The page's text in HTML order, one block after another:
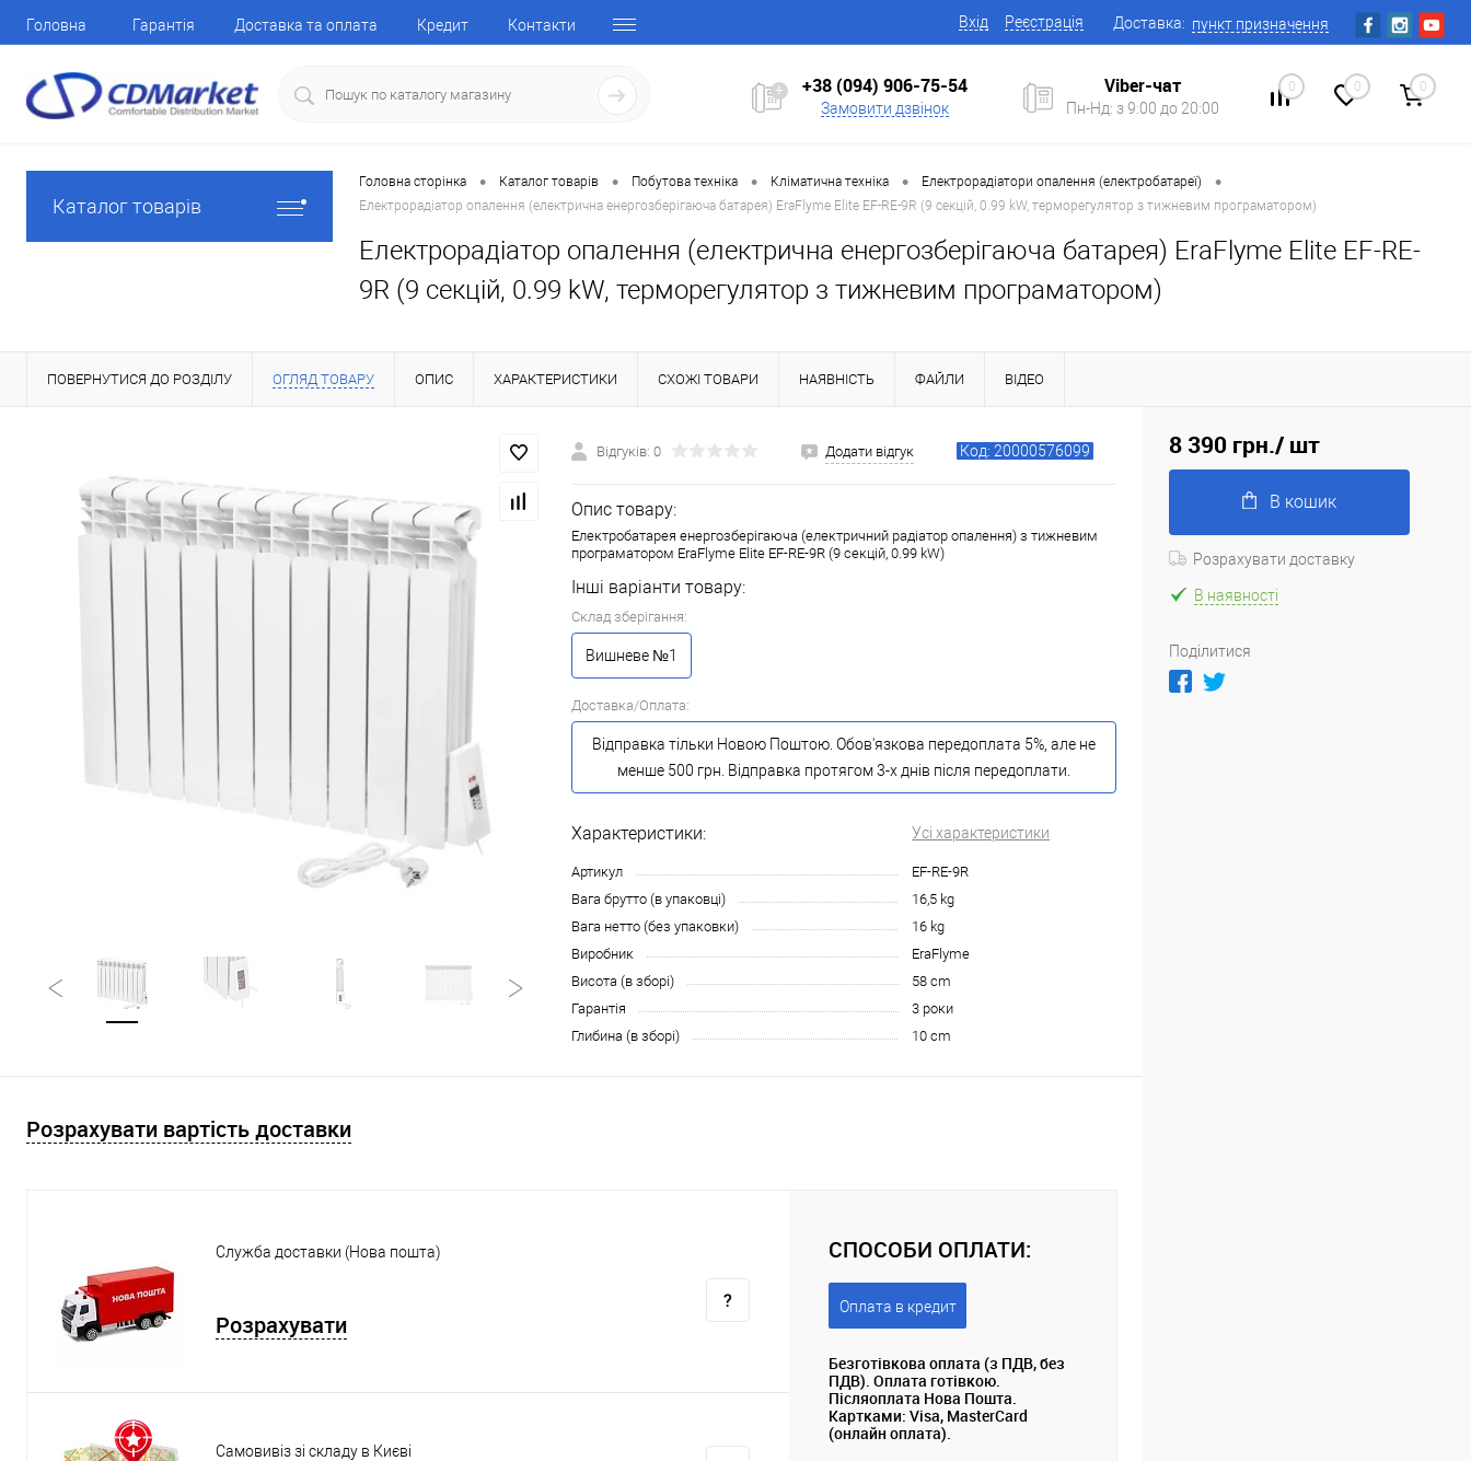
Головна Гарантія Доставка та оплата Кредит Контакти Вхід Реєстрація Доставка: пункт призначення
+38 (094) 906-75-54
Замовити дзвінок
Viber-чат
Пн-Нд: з 9:00 до 20:00
0 0 0
Каталог товарів
Головна сторінка • Каталог товарів • Побутова техніка • Кліматична техніка • Електрорадіатори опалення (електробатареї) •
Електрорадіатор опалення (електрична енергозберігаюча батарея) EraFlyme Elite EF-RE-9R (9 секцій, 0.99 kW, терморегулятор з тижневим програматором)
Електрорадіатор опалення (електрична енергозберігаюча батарея) EraFlyme Elite EF-RE-
9R (9 секцій, 0.99 kW, терморегулятор з тижневим програматором)
ПОВЕРНУТИСЯ ДО РОЗДІЛУ ОГЛЯД ТОВАРУ ОПИС ХАРАКТЕРИСТИКИ СХОЖІ ТОВАРИ НАЯВНІСТЬ ФАЙЛИ ВІДЕО
Відгуків: 0 Додати відгук Код: 20000576099
Опис товару:
Електробатарея енергозберігаюча (електричний радіатор опалення) з тижневим
програматором EraFlyme Elite EF-RE-9R (9 секцій, 0.99 kW)
Інші варіанти товару:
Склад зберігання:
Вишневе №1
Доставка/Оплата:
Відправка тільки Новою Поштою. Обов'язкова передоплата 5%, але не
менше 500 грн. Відправка протягом 3-х днів після передоплати.
Характеристики: Усі характеристики
Артикул
EF-RE-9R
Вага брутто (в упаковці)
16,5 kg
Вага нетто (без упаковки)
16 kg
Виробник
EraFlyme
Висота (в зборі)
58 cm
Гарантія
3 роки
Глибина (в зборі)
10 cm
Розрахувати вартість доставки
Служба доставки (Нова пошта)
Розрахувати
Самовивіз зі складу в Києві
СПОСОБИ ОПЛАТИ:
Оплата в кредит
Безготівкова оплата (з ПДВ, без
ПДВ). Оплата готівкою.
Післяоплата Нова Пошта.
Картками: Visa, MasterCard
(онлайн оплата).
8 390 грн./ шт
В кошик
Розрахувати доставку
В наявності
Поділитися